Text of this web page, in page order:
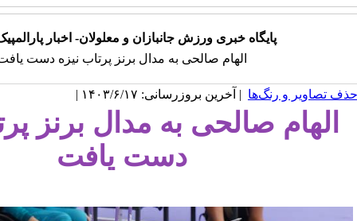
پایگاه خبری ورزش جانبازان و معلولان- اخبار پارالمپیک
الهام صالحی به مدال برنز پرتاب نیزه دست
حذف تصاویر و رنگ‌ها | آخرین بروزرسانی: ۱۴۰۳/۶/۱۷ |
الهام صالحی به مدال برنز
دست یافت